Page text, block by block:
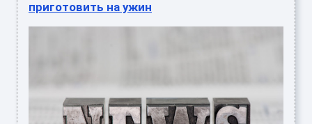
приготовить на ужин